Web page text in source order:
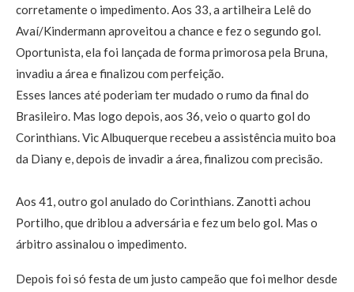
corretamente o impedimento. Aos 33, a artilheira Lelê do
Avaí/Kindermann aproveitou a chance e fez o segundo gol.
Oportunista, ela foi lançada de forma primorosa pela Bruna,
invadiu a área e finalizou com perfeição.
Esses lances até poderiam ter mudado o rumo da final do
Brasileiro. Mas logo depois, aos 36, veio o quarto gol do
Corinthians. Vic Albuquerque recebeu a assistência muito boa
da Diany e, depois de invadir a área, finalizou com precisão.
Aos 41, outro gol anulado do Corinthians. Zanotti achou
Portilho, que driblou a adversária e fez um belo gol. Mas o
árbitro assinalou o impedimento.
Depois foi só festa de um justo campeão que foi melhor desde